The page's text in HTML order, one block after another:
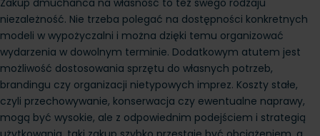
Zakup dmuchańca na własność to też swego rodzaju
niezależność. Nie trzeba polegać na dostępności konkretnych
modeli w wypożyczalni i można dzięki temu organizować
wydarzenia w dowolnym terminie. Dodatkowym atutem jest
możliwość dostosowania sprzętu do własnych potrzeb,
brandingu czy organizacji nietypowych imprez. Koszty stałe,
czyli przechowywanie, konserwacja czy ewentualne naprawy,
mogą być wysokie, ale z odpowiednim podejściem i strategią